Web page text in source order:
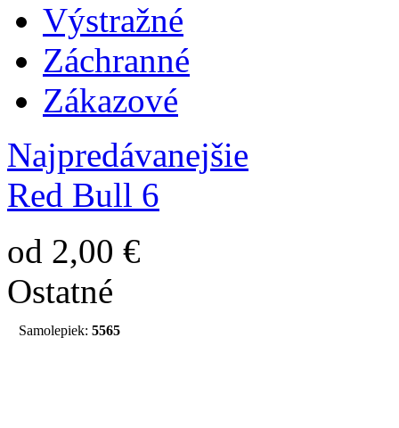
Výstražné
Záchranné
Zákazové
Najpredávanejšie
Red Bull 6
od 2,00 €
Ostatné
Samolepiek: 5565